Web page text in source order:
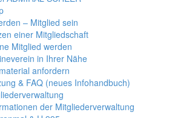
– Mitglied sein
einer Mitgliedschaft
Mitglied werden
in Ihrer Nähe
anfordern
& FAQ (neues Infohandbuch)
der Mitgliederverwaltung